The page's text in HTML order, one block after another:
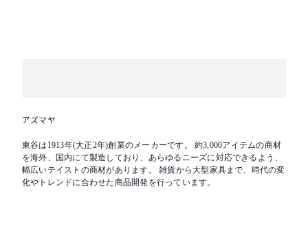
アズマヤ
東谷は1913年(大正2年)創業のメーカーです。 約3,000アイテムの商材
を海外、国内にて製造しており、あらゆるニーズに対応できるよう、
幅広いテイストの商材があります。 雑貨から大型家具まで、時代の変
化やトレンドに合わせた商品開発を行っています。